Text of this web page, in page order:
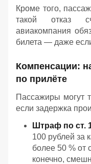
Кроме того,
такой отказ
авиакомпания
билета — даже
Компенсации:
по прилёте
Пассажиры могут
если задержка
Штраф по ст.
100 рублей за
более 50 % от
конечно,